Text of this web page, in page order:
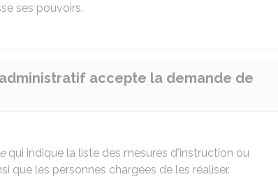
ses pouvoirs.
accepte la demande de
qui indique la liste des mesures d'instruction ou
que les personnes chargées de les réaliser.